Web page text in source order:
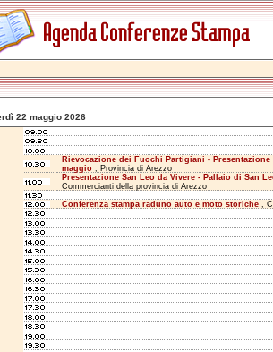
22 maggio 2026
Rievocazione dei Fuochi Partigiani - Presentazione
maggio , Provincia di Arezzo
Presentazione San Leo da Vivere - Pallaio di San
Commercianti della provincia di Arezzo
Conferenza stampa raduno auto e moto storiche ,